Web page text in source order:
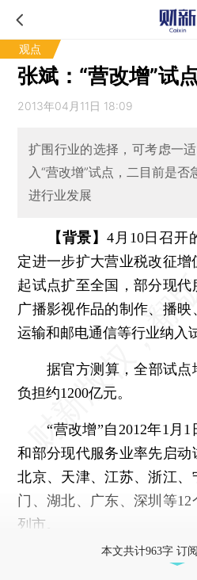
观点
张斌：“营改增”试
2013年04月11日 18:09
扩围行业的选择，可考虑一
入“营改增”试点，二目前是否
进行业发展
【背景】4月10日召开
定进一步扩大营业税改征增
起试点扩至全国，部分现代
广播影视作品的制作、播
运输和邮电通信等行业纳入
据官方测算，全部试点
负担约1200亿元。
“营改增”自2012年1月1
和部分现代服务业率先启
北京、天津、江苏、浙江
门、湖北、广东、深圳等
列市。
本文共计963字 订